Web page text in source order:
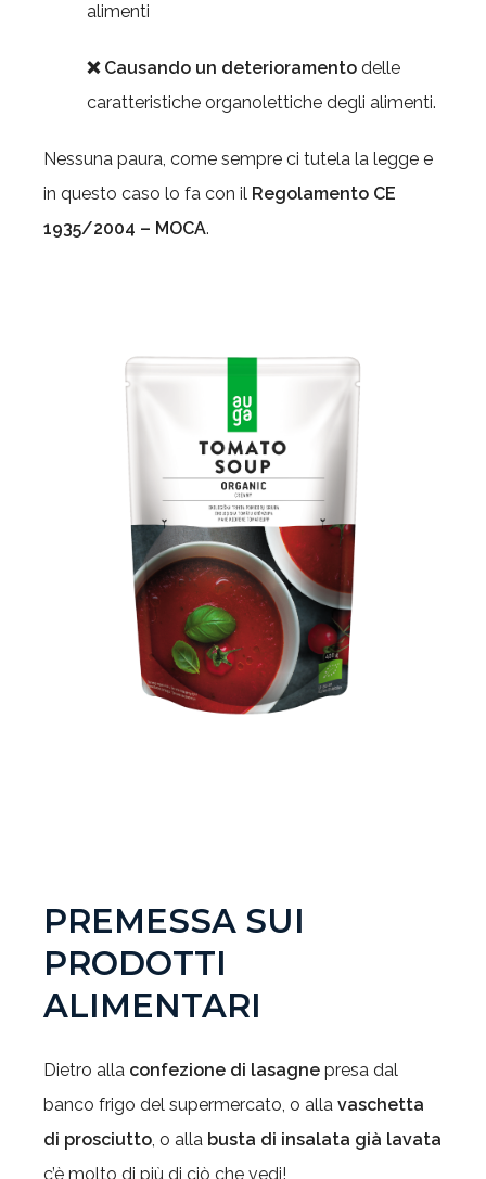
alimenti
❌ Causando un deterioramento delle
caratteristiche organolettiche degli alimenti.
Nessuna paura, come sempre ci tutela la legge e
in questo caso lo fa con il Regolamento CE
1935/2004 – MOCA.
PREMESSA SUI
PRODOTTI
ALIMENTARI
Dietro alla confezione di lasagne presa dal
banco frigo del supermercato, o alla vaschetta
di prosciutto, o alla busta di insalata già lavata
c’è molto di più di ciò che vedi!